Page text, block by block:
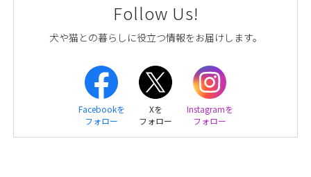
Follow Us!
犬や猫との暮らしに役立つ情報をお届けします。
Facebookを
フォロー
Xを
フォロー
Instagramを
フォロー